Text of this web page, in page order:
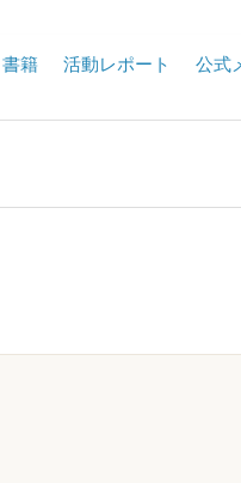
書籍 活動レポート 公式